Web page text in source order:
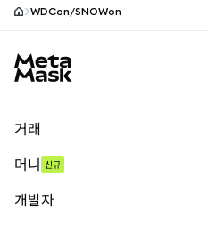
WDCon/SNOWon
거래
무기한 선물
머니 신규
개발자